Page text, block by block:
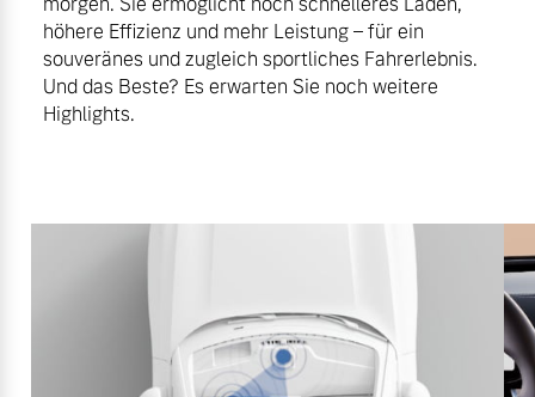
höhere Effizienz und mehr Leistung – für ein
souveränes und zugleich sportliches Fahrerlebnis.
Und das Beste? Es erwarten Sie noch weitere
Highlights.